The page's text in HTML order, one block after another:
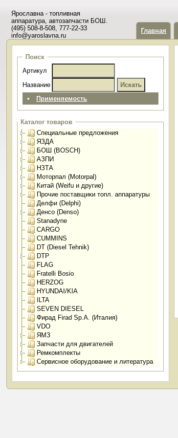
Ярославна - топливная
аппаратура, автозапчасти БОШ.
(495) 508-8-508, 777-22-33
info@yaroslavna.ru
Главная
Поиск
Артикул
Название
Применяемость
Каталог товаров
Специальные предложения
ЯЗДА
БОШ (BOSCH)
АЗПИ
НЗТА
Моторпал (Motorpal)
Китай (Weifu и другие)
Прочие поставщики топл. аппаратуры
Делфи (Delphi)
Денсо (Denso)
Stanadyne
CARGO
CUMMINS
DT (Diesel Tehnik)
DTP
FLAG
Fratelli Bosio
HERZOG
HYUNDAI/KIA
ILTA
SEVEN DIESEL
Фирад Firad Sp.A. (Италия)
VDO
ЯМЗ
Запчасти для двигателей
Ремкомплекты
Сервисное оборудование и литература